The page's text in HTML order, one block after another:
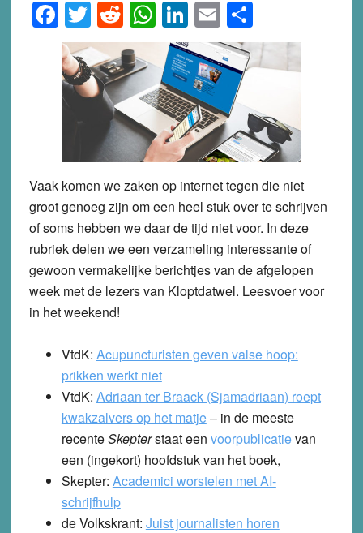
Facebook
Twitter
Reddit
WhatsApp
LinkedIn
EmailShare
Vaak komen we zaken op internet tegen die niet
groot genoeg zijn om een heel stuk over te schrijven
of soms hebben we daar de tijd niet voor. In deze
rubriek delen we een verzameling interessante of
gewoon vermakelijke berichtjes van de afgelopen
week met de lezers van Kloptdatwel. Leesvoer voor
in het weekend!
VtdK: Acupuncturisten geven valse hoop:
prikken werkt niet
VtdK: Adriaan ter Braack (Sjamadriaan) roept
kwakzalvers op het matje– in de meeste
recenteSkepterstaat een voorpublicatievan
een (ingekort) hoofdstuk van het boek,
Skepter: Academici worstelen met AI-
schrijfhulp
de Volkskrant: Juist journalisten horen